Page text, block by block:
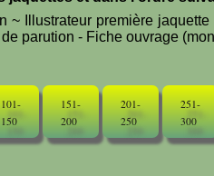
~ Illustrateur première
parution - Fiche ouvrage
101-
150
151-
200
201-
250
251-
300